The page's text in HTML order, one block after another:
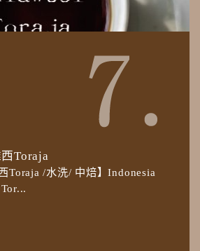
Toraja
Toraja /水洗/ 中焙】Indonesia